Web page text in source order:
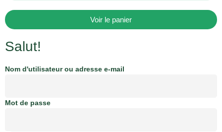
Voir le panier
Salut!
Nom d'utilisateur ou adresse e-mail
Mot de passe